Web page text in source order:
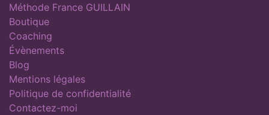
Méthode France GUILLAIN
Boutique
Coaching
Évènements
Blog
Mentions légales
Politique de confidentialité
Contactez-moi